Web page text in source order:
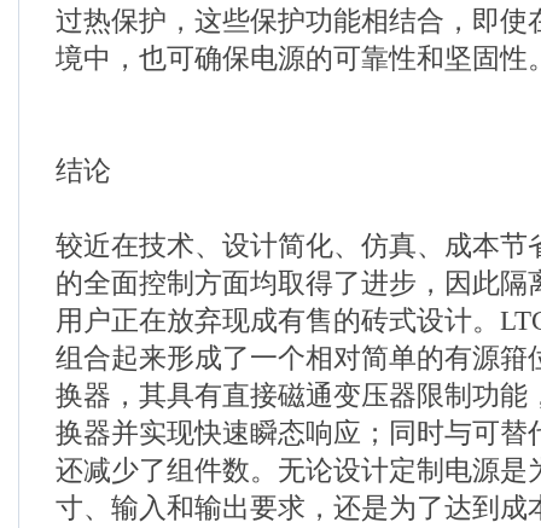
过热保护，这些保护功能相结合，即使
境中，也可确保电源的可靠性和坚固性
结论
较近在技术、设计简化、仿真、成本节
的全面控制方面均取得了进步，因此隔
用户正在放弃现成有售的砖式设计。
组合起来形成了一个相对简单的有源箝
换器，其具有直接磁通变压器限制功能
换器并实现快速瞬态响应；同时与可替
还减少了组件数。无论设计定制电源是
寸、输入和输出要求，还是为了达到成